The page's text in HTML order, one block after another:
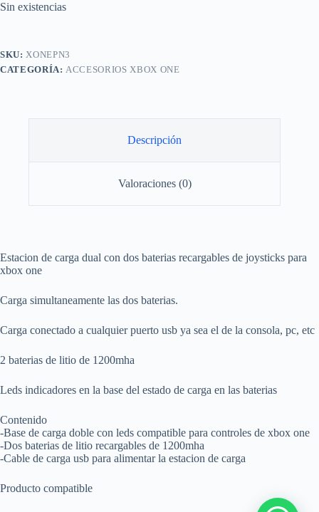
Sin existencias
SKU:XONEPN3
CATEGORÍA:ACCESORIOS XBOX ONE
Descripción
Valoraciones (0)
Estacion de carga dual con dos baterias recargables de joysticks para
xbox one
Carga simultaneamente las dos baterias.
Carga conectado a cualquier puerto usb ya sea el de la consola, pc, etc
2 baterias de litio de 1200mha
Leds indicadores en la base del estado de carga en las baterias
Contenido
-Base de carga doble con leds compatible para controles de xbox one
-Dos baterias de litio recargables de 1200mha
-Cable de carga usb para alimentar la estacion de carga
Producto compatible